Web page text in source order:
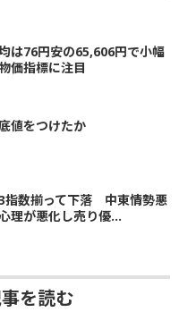
は76円安の65,606円で小幅
価指標に注目
値をつけたか
3指数揃って下落 中東情勢悪
理が悪化し売り優...
を読む